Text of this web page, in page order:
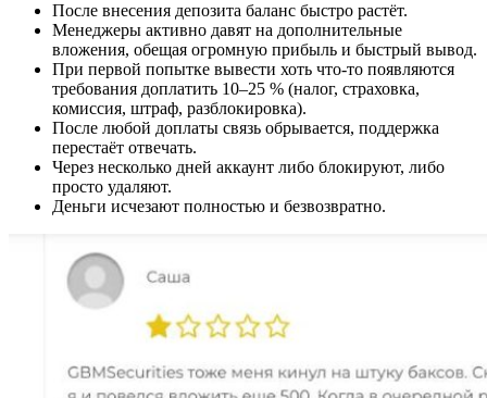
После внесения депозита баланс быстро растёт.
Менеджеры активно давят на дополнительные
вложения, обещая огромную прибыль и быстрый вывод.
При первой попытке вывести хоть что-то появляются
требования доплатить 10–25 % (налог, страховка,
комиссия, штраф, разблокировка).
После любой доплаты связь обрывается, поддержка
перестаёт отвечать.
Через несколько дней аккаунт либо блокируют, либо
просто удаляют.
Деньги исчезают полностью и безвозвратно.